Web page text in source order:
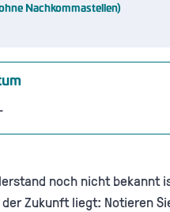
Nachkommastellen)
noch nicht bekannt
Zukunft liegt: Notieren